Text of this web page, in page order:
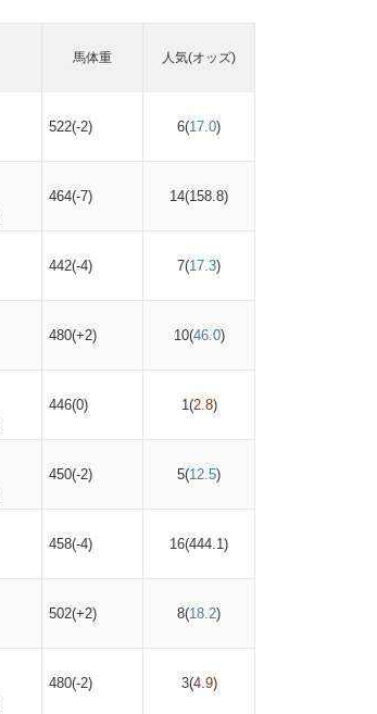
馬体重 人気(オッズ)
522(-2) 6(17.0)
464(-7) 14(158.8)
442(-4) 7(17.3)
480(+2) 10(46.0)
446(0) 1(2.8)
450(-2) 5(12.5)
458(-4) 16(444.1)
502(+2) 8(18.2)
480(-2) 3(4.9)